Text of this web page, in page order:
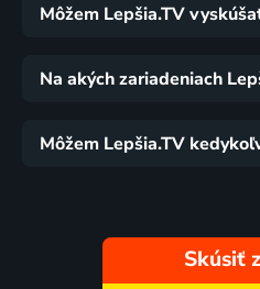
Môžem Lepšia.TV
Na akých zariadeniach
Môžem Lepšia.TV
Skúsiť